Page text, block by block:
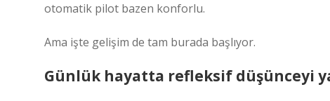
otomatik pilot bazen konforlu.
Ama işte gelişim de tam burada başlıyor.
Günlük hayatta refleksif düşünceyi